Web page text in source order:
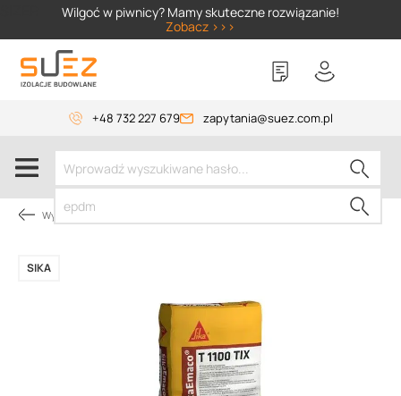
Wilgoć w piwnicy? Mamy skuteczne rozwiązanie!
Zobacz >>>
+48 732 227 679 zapytania@suez.com.pl
Wylewki, materiały do betonu
SIKA